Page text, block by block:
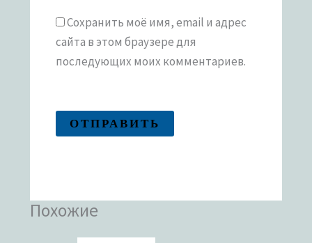
Сохранить моё имя, email и адрес
сайта в этом браузере для
последующих моих комментариев.
Похожие